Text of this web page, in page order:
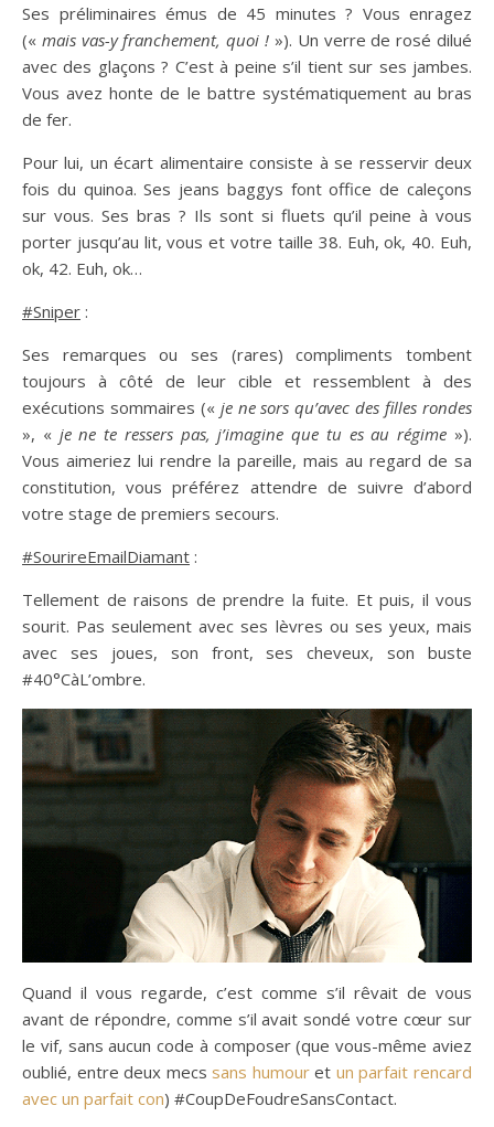
Ses préliminaires émus de 45 minutes ? Vous enragez
(« mais vas-y franchement, quoi ! »). Un verre de rosé dilué
avec des glaçons ? C’est à peine s’il tient sur ses jambes.
Vous avez honte de le battre systématiquement au bras
de fer.
Pour lui, un écart alimentaire consiste à se resservir deux
fois du quinoa. Ses jeans baggys font office de caleçons
sur vous. Ses bras ? Ils sont si fluets qu’il peine à vous
porter jusqu’au lit, vous et votre taille 38. Euh, ok, 40. Euh,
ok, 42. Euh, ok…
#Sniper :
Ses remarques ou ses (rares) compliments tombent
toujours à côté de leur cible et ressemblent à des
exécutions sommaires (« je ne sors qu’avec des filles rondes
», « je ne te ressers pas, j’imagine que tu es au régime »).
Vous aimeriez lui rendre la pareille, mais au regard de sa
constitution, vous préférez attendre de suivre d’abord
votre stage de premiers secours.
#SourireEmailDiamant :
Tellement de raisons de prendre la fuite. Et puis, il vous
sourit. Pas seulement avec ses lèvres ou ses yeux, mais
avec ses joues, son front, ses cheveux, son buste
#40°CàL’ombre.
Quand il vous regarde, c’est comme s’il rêvait de vous
avant de répondre, comme s’il avait sondé votre cœur sur
le vif, sans aucun code à composer (que vous-même aviez
oublié, entre deux mecs sans humouret un parfait rencard
avec un parfait con) #CoupDeFoudreSansContact.